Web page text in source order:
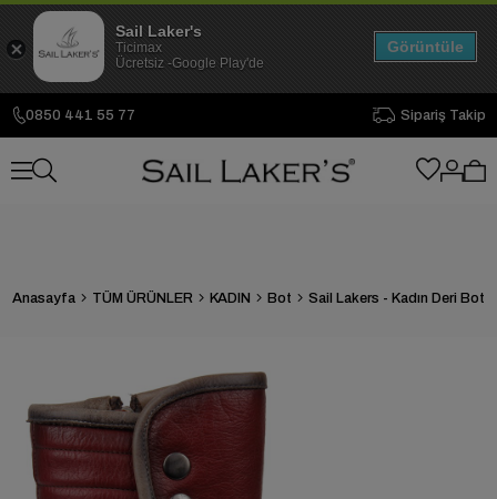
0850 441 55 77 Sipariş Takip
Anasayfa TÜM ÜRÜNLER KADIN Bot Sail Lakers - Kadın Deri Bot
Sail Laker's
Ticimax
Ücretsiz -Google Play'de
Görüntüle